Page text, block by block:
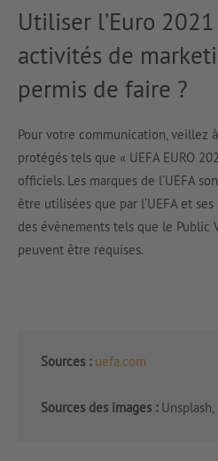
Utiliser l’Euro
activités de
permis de faire ?
Pour votre communication, veillez à
protégés tels que « UEFA EURO
officiels. Les marques de l’UEFA
être utilisées que par l’UEFA et
des évènements tels que le Public
peuvent être requises.
Sources : uefa.com
Sources des images :Unsplash,